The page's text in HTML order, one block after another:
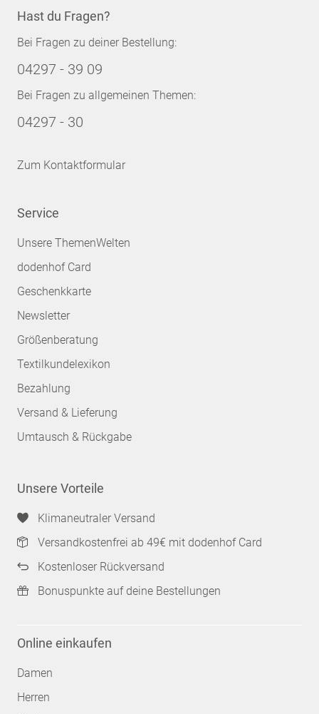
Hast du Fragen?
Bei Fragen zu deiner Bestellung:
04297 - 39 09
Bei Fragen zu allgemeinen Themen:
04297 - 30
Zum Kontaktformular
Service
Unsere ThemenWelten
dodenhof Card
Geschenkkarte
Newsletter
Größenberatung
Textilkundelexikon
Bezahlung
Versand & Lieferung
Umtausch & Rückgabe
Unsere Vorteile
Klimaneutraler Versand
Versandkostenfrei ab 49€ mit dodenhof Card
Kostenloser Rückversand
Bonuspunkte auf deine Bestellungen
Online einkaufen
Damen
Herren